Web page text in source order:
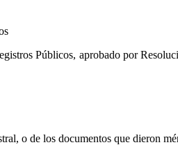
Públicos, aprobado por
o de los documentos que dieron